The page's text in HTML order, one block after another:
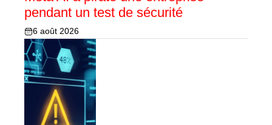
pendant un test de sécurité
6 août 2026